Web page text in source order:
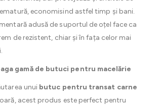
economisind astfel timp și bani.
adusă de suportul de oțel face ca
de rezistent, chiar și în fața celor mai
gamă de butuci pentru macelărie
unui butuc pentru transat carne
acest produs este perfect pentru